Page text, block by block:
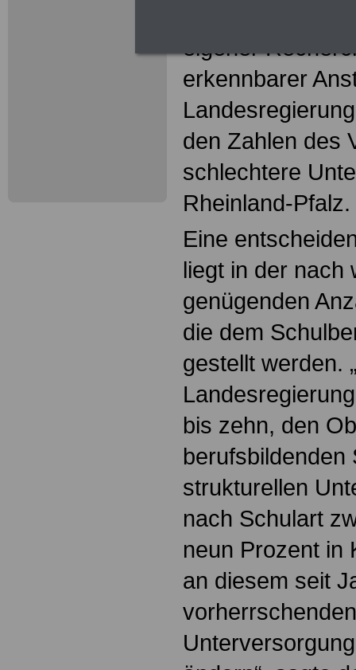
eigener
erkennbarer
den Zahlen des
schlechtere
Rheinland-Pfalz.
Eine
liegt in der nach
genügenden
die dem
gestellt werden.
bis zehn, den
berufsbildenden
strukturellen
nach Schulart
neun Prozent in
an diesem seit